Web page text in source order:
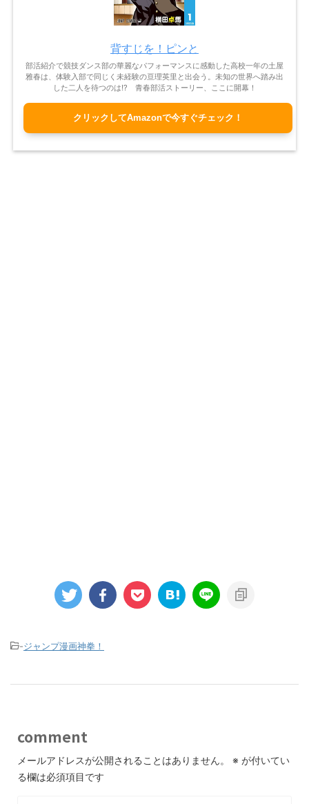
背すじを！ピンと
部活紹介で競技ダンス部の華麗なパフォーマンスに感動した高校一年の土屋
雅春は、体験入部で同じく未経験の亘理英里と出会う。未知の世界へ踏み出
した二人を待つのは!? 青春部活ストーリー、ここに開幕！
クリックしてAmazonで今すぐチェック！
-ジャンプ漫画神拳！
comment
メールアドレスが公開されることはありません。 ※ が付いてい
る欄は必須項目です